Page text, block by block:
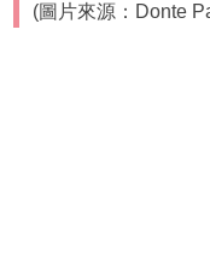
(圖片來源：Donte